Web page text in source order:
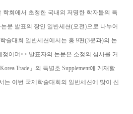
학회에서 초청한 국내외 저명한 학자들의 특
문 발표의 장인 일반세션(오전)으로 나누어
술대회 일반세션에서는 총 9편(3분과)의 논
이며<> 발표자의 논문은 소정의 심사를 거
Trade」의 특별호 Supplement에 게재할
는 이번 국제학술대회의 일반세션에 많이 신